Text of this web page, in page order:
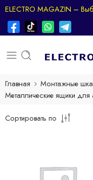
ELECTRO MAGAZIN –
Главная Монтажные
Металлические ящики для
Сортировать по